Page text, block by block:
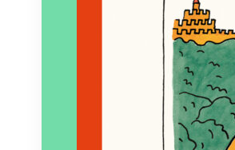
MeMo
22/11/2024